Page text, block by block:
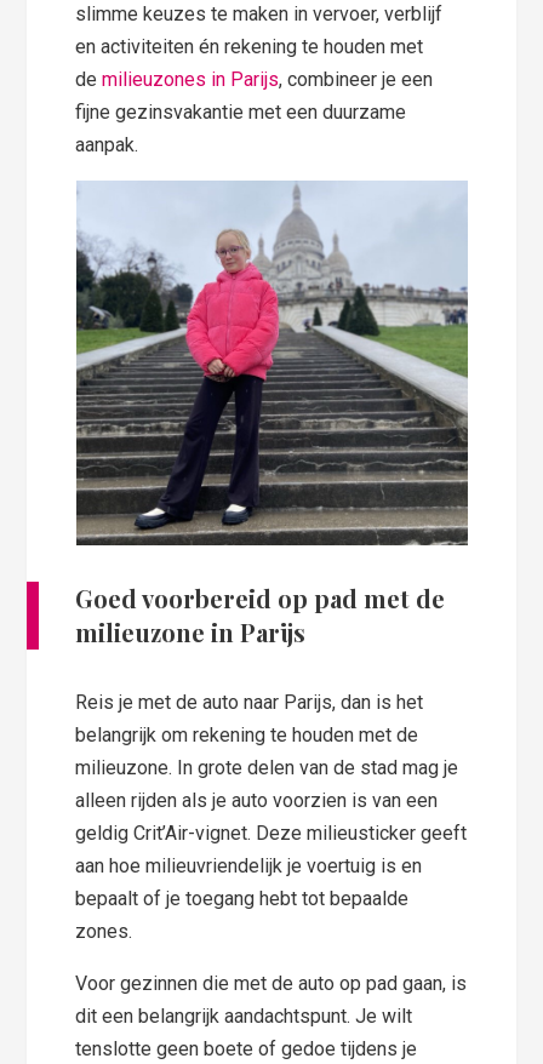
slimme keuzes te maken in vervoer, verblijf
en activiteiten én rekening te houden met
demilieuzones in Parijs, combineer je een
fijne gezinsvakantie met een duurzame
aanpak.
Goed voorbereid op pad met de
milieuzone in Parijs
Reis je met de auto naar Parijs, dan is het
belangrijk om rekening te houden met de
milieuzone. In grote delen van de stad mag je
alleen rijden als je auto voorzien is van een
geldig Crit’Air-vignet. Deze milieusticker geeft
aan hoe milieuvriendelijk je voertuig is en
bepaalt of je toegang hebt tot bepaalde
zones.
Voor gezinnen die met de auto op pad gaan, is
dit een belangrijk aandachtspunt. Je wilt
tenslotte geen boete of gedoe tijdens je